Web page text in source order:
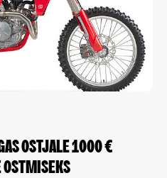
OSTJALE 1000 €
OSTMISEKS